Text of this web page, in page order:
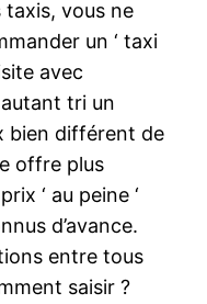
taxis, vous ne
un ‘ taxi
avec
tri un
bien différent de
offre plus
‘ au peine ‘
d’avance.
entre tous
saisir ?